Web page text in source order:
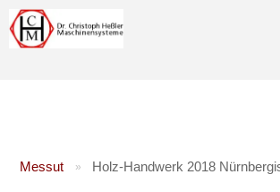
Messut » Holz-Handwerk 2018